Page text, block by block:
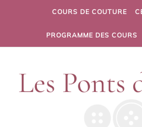
Skip to contentCOURS DE COUTURE
PROGRAMME DES COURS